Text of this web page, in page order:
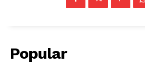
Popular